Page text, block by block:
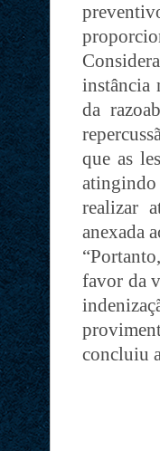
instância
da
que as
realizar
anexada
favor da
concluiu